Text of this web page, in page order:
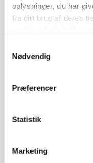
oplysninger, du har
fra din brug af deres
Nødvendig
Præferencer
Statistik
Marketing
»Nu stopper I«: